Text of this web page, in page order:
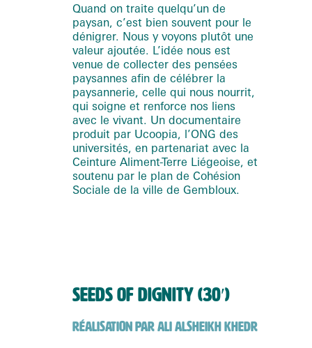
Quand on traite quelqu’un de
paysan, c’est bien souvent pour le
dénigrer. Nous y voyons plutôt une
valeur ajoutée. L’idée nous est
venue de collecter des pensées
paysannes afin de célébrer la
paysannerie, celle qui nous nourrit,
qui soigne et renforce nos liens
avec le vivant. Un documentaire
produit par Ucoopia, l’ONG des
universités, en partenariat avec la
Ceinture Aliment-Terre Liégeoise, et
soutenu par le plan de Cohésion
Sociale de la ville de Gembloux.
SEEDS OF DIGNITY (30′)
RÉALISATION PAR ALI ALSHEIKH KHEDR